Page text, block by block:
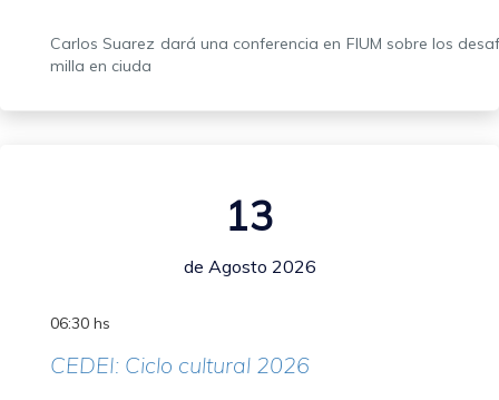
Carlos Suarez dará una conferencia en FIUM sobre los
milla en ciuda
13
de Agosto 2026
06:30 hs
CEDEI: Ciclo cultural 2026